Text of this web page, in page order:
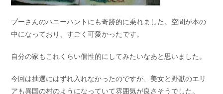
プーさんのハニーハントにも奇跡的に乗れました。空間が本の
中になっており、すごく可愛かったです。
自分の家もこれくらい個性的にしてみたいなあと思いました。
今回は抽選にはずれ入れなかったのですが、美女と野獣のエリ
アも異国の村のようになっていて雰囲気が良さそうでした。